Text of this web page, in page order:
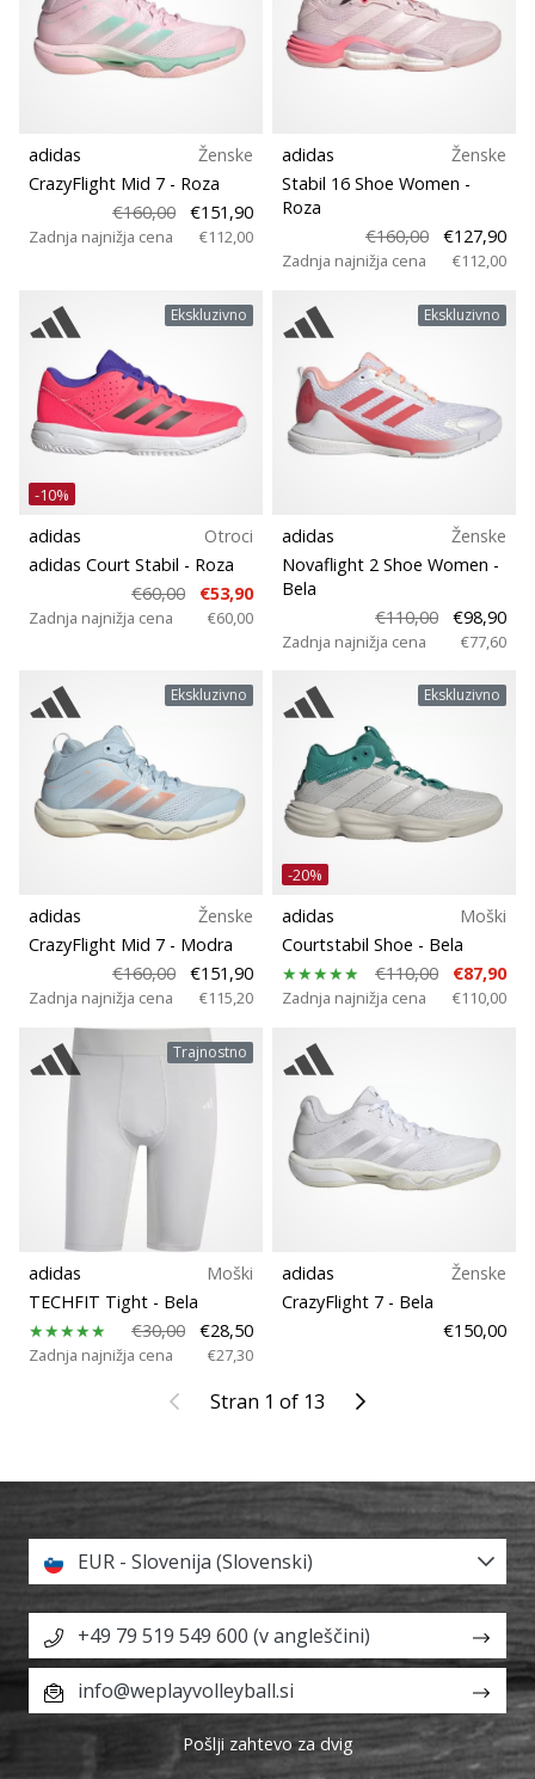
adidas
Ženske
CrazyFlight Mid 7 - Roza
€160,00
€151,90
Zadnja najnižja cena €112,00
adidas
Ženske
Stabil 16 Shoe Women -
Roza
€160,00
€127,90
Zadnja najnižja cena €112,00
Ekskluzivno
-10%
adidas
Otroci
adidas Court Stabil - Roza
€60,00
€53,90
Zadnja najnižja cena €60,00
Ekskluzivno
adidas
Ženske
Novaflight 2 Shoe Women -
Bela
€110,00
€98,90
Zadnja najnižja cena €77,60
Ekskluzivno
adidas
Ženske
CrazyFlight Mid 7 - Modra
€160,00
€151,90
Zadnja najnižja cena €115,20
Ekskluzivno
-20%
adidas
Moški
Courtstabil Shoe - Bela
€110,00
€87,90
Zadnja najnižja cena €110,00
Trajnostno
adidas
Moški
TECHFIT Tight - Bela
€30,00
€28,50
Zadnja najnižja cena €27,30
adidas
Ženske
CrazyFlight 7 - Bela
€150,00
NazajStran 1 of 13 Naprej
EUR - Slovenija (Slovenski)
+49 79 519 549 600 (v angleščini)
info@weplayvolleyball.si
Pošlji zahtevo za dvig